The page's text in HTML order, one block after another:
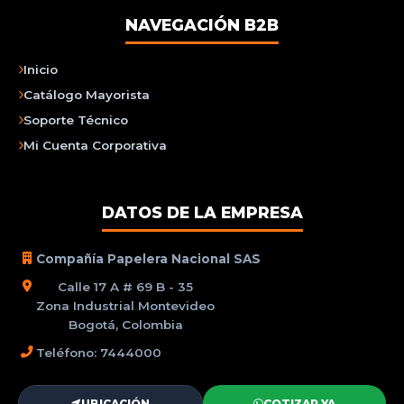
NAVEGACIÓN B2B
Inicio
Catálogo Mayorista
Soporte Técnico
Mi Cuenta Corporativa
DATOS DE LA EMPRESA
Compañía Papelera Nacional SAS
Calle 17 A # 69 B - 35
Zona Industrial Montevideo
Bogotá, Colombia
Teléfono: 7444000